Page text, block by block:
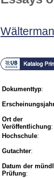
Dokumenttyp:
Ort der
Veröffentlichung:
Hochschule:
Gutachter:
Datum der
Prüfung: